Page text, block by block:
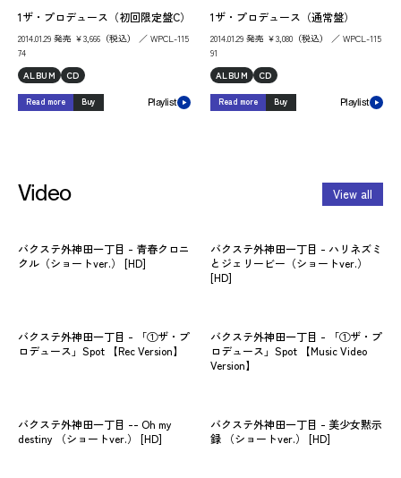
1ザ・プロデュース（初回限定盤C）
2014.01.29 発売 ￥3,666（税込） ／ WPCL-115
74
ALBUM
CD
Read more Buy Playlist
1ザ・プロデュース（通常盤）
2014.01.29 発売 ￥3,080（税込） ／ WPCL-115
91
ALBUM
CD
Read more Buy Playlist
Video View all
バクステ外神田一丁目 - 青春クロニ
クル（ショートver.） [HD]
バクステ外神田一丁目 - ハリネズミ
とジェリービー（ショートver.）
[HD]
バクステ外神田一丁目 - 「①ザ・プ
ロデュース」Spot 【Rec Version】
バクステ外神田一丁目 - 「①ザ・プ
ロデュース」Spot 【Music Video
Version】
バクステ外神田一丁目 -- Oh my
destiny （ショートver.） [HD]
バクステ外神田一丁目 - 美少女黙示
録 （ショートver.） [HD]